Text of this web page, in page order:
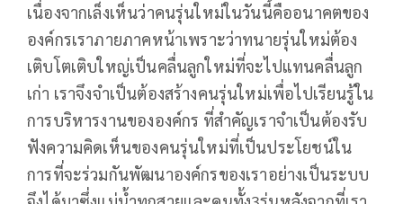
เนื่องจากเล็งเห็นว่าคนรุ่นใหม่ในวันนี้คืออนาคตของ
องค์กรเราภายภาคหน้าเพราะว่าทนายรุ่นใหม่ต้อง
เติบโตเติบใหญ่เป็นคลื่นลูกใหม่ที่จะไปแทนคลื่นลูก
เก่า เราจึงจำเป็นต้องสร้างคนรุ่นใหม่เพื่อไปเรียนรู้ใน
การบริหารงานขององค์กร ที่สำคัญเราจำเป็นต้องรับ
ฟังความคิดเห็นของคนรุ่นใหม่ที่เป็นประโยชน์ใน
การที่จะร่วมกันพัฒนาองค์กรของเราอย่างเป็นระบบ